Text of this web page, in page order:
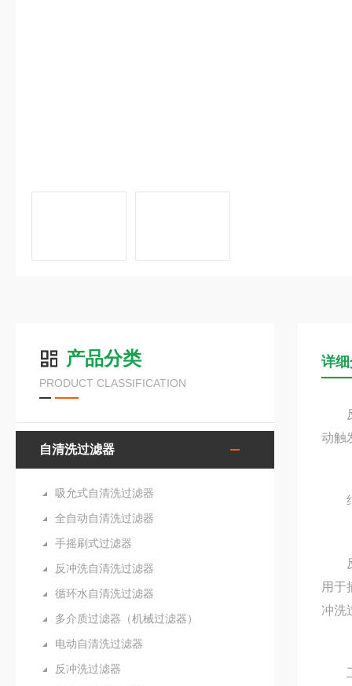
产品分类
PRODUCT CLASSIFICATION
自清洗过滤器
吸允式自清洗过滤器
全自动自清洗过滤器
手摇刷式过滤器
反冲洗自清洗过滤器
循环水自清洗过滤器
多介质过滤器（机械过滤器）
电动自清洗过滤器
反冲洗过滤器
详
反
动触
结
反
用于
冲洗
工